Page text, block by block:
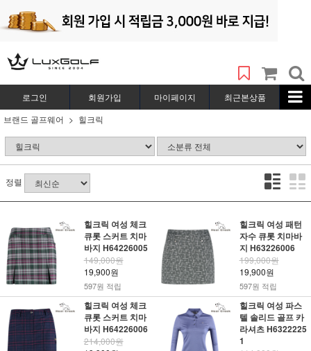
로그인 회원가입 마이페이지
최근본상품
브랜드 골프웨어
힐크릭
정렬
힐크릭 여성 체크
큐롯 스커트 치마
바지 H64226005
149,000원
19,900원
597원 적립
힐크릭 여성 패턴
자수 큐롯 치마바
지 H63226006
199,000원
19,900원
597원 적립
힐크릭 여성 체크
큐롯 스커트 치마
바지 H64226006
214,000원
힐크릭 여성 파스
텔 솔리드 골프 카
라셔츠 H6322225
1